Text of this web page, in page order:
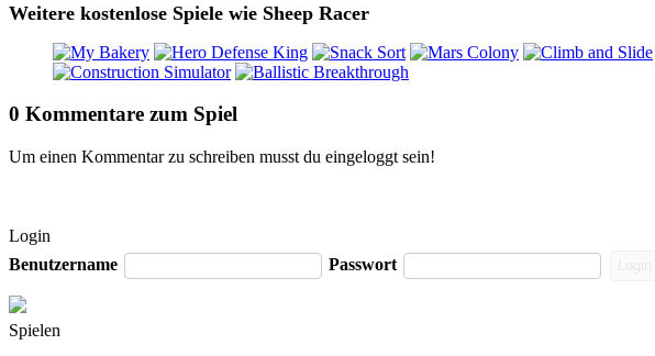
Weitere kostenlose Spiele wie Sheep Racer
0 Kommentare zum Spiel
Um einen Kommentar zu schreiben musst du eingeloggt sein!
Login
Benutzername
Passwort
Spielen